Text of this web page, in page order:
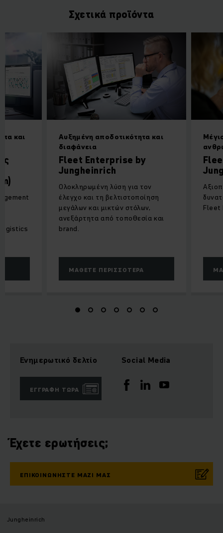
Σχετικά προϊόντα
Αυξημένη αποδοτικότητα και
διαφάνεια
Fleet Enterprise by
Jungheinrich
Ολοκληρωμένη λύση για τον
έλεγχο και τη βελτιστοποίηση
μεγάλων και μικτών στόλων,
ανεξάρτητα από τοποθεσία και
brand.
ΜΆΘΕΤΕ ΠΕΡΙΣΣΌΤΕΡΑ
Fleet
και
Ενημερωτικό δελτίο
ΕΓΓΡΑΦΉ ΤΏΡΑ
Social Media
Έχετε ερωτήσεις;
ΕΠΙΚΟΙΝΩΝΉΣΤΕ ΜΑΖΊ ΜΑΣ
Jungheinrich